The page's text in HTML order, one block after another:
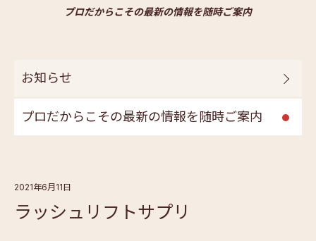
プロだからこその最新の情報を随時ご案内
お知らせ
プロだからこその最新の情報を随時ご案内
2021年6月11日
ラッシュリフトサプリ